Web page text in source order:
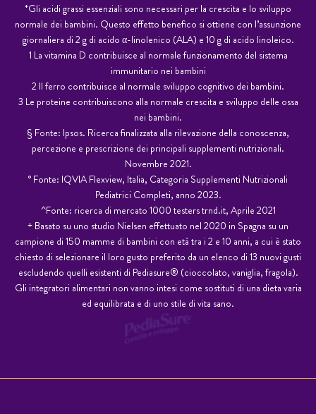
*Gli acidi grassi essenziali sono necessari per la crescita e lo sviluppo
normale dei bambini. Questo effetto benefi­co si ottiene con l’assunzione
giornaliera di 2 g di acido α-linolenico (ALA) e 10 g di acido linoleico.
1 La vitamina D contribuisce al normale funzionamento del sistema
immunitario nei bambini
2 Il ferro contribuisce al normale sviluppo cognitivo dei bambini.
3 Le proteine contribuiscono alla normale crescita e sviluppo delle ossa
nei bambini.
§ Fonte: Ipsos. Ricerca finalizzata alla rilevazione della conoscenza,
percezione e prescrizione dei principali supplementi nutrizionali.
Novembre 2021.
° Fonte: IQVIA Flexview, Italia, Categoria Supplementi Nutrizionali
Pediatrici Completi, anno 2023.
^Fonte: ricerca di mercato 1000 testers trnd.it, Aprile 2021
+ Basato su uno studio Nielsen effettuato nel 2020 in Spagna su un
campione di 150 mamme di bambini con età tra i 2 e 10 anni, a cui è stato
chiesto di selezionare il loro gusto preferito da un elenco di 13 nuovi gusti
escludendo quelli esistenti di Pediasure® (cioccolato, vaniglia, fragola).
Gli integratori alimentari non vanno intesi come sostituti di una dieta varia
ed equilibrata e di uno stile di vita sano.